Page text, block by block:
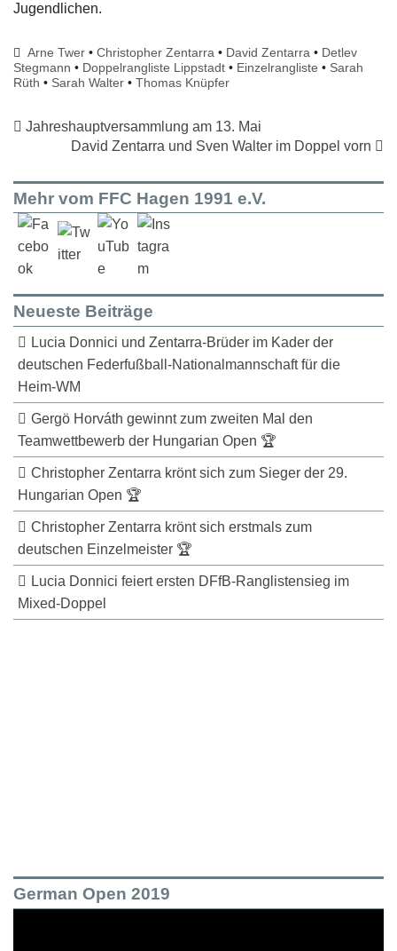
Jugendlichen.
Arne Twer •Christopher Zentarra • David Zentarra • Detlev
Stegmann • Doppelrangliste Lippstadt • Einzelrangliste • Sarah
Rüth • Sarah Walter • Thomas Knüpfer
Jahreshauptversammlung am 13. Mai
David Zentarra und Sven Walter im Doppel vorn
Mehr vom FFC Hagen 1991 e.V.
Neueste Beiträge
Lucia Donnici und Zentarra-Brüder im Kader der
deutschen Federfußball-Nationalmannschaft für die
Heim-WM
Gergö Horváth gewinnt zum zweiten Mal den
Teamwettbewerb der Hungarian Open 🏆
Christopher Zentarra krönt sich zum Sieger der 29.
Hungarian Open 🏆
Christopher Zentarra krönt sich erstmals zum
deutschen Einzelmeister 🏆
Lucia Donnici feiert ersten DFfB-Ranglistensieg im
Mixed-Doppel
German Open 2019